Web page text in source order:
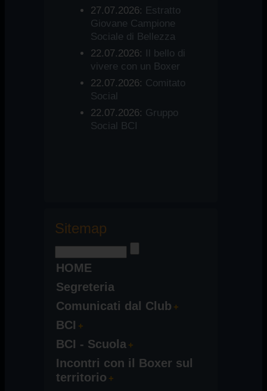
27.07.2026: Estratto
Giovane Campione
Sociale di Bellezza
22.07.2026: Il bello di
vivere con un Boxer
22.07.2026: Comitato
Social
22.07.2026: Gruppo
Social BCI
Sitemap
HOME
Segreteria
Comunicati dal Club
BCI
BCI - Scuola
Incontri con il Boxer sul
territorio